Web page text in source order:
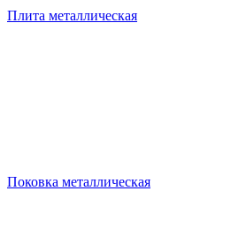
Плита металлическая
Поковка металлическая